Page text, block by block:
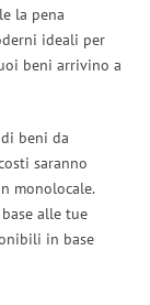
la pena
ideali per
beni arrivino a
beni da
saranno
monolocale.
alle tue
in base